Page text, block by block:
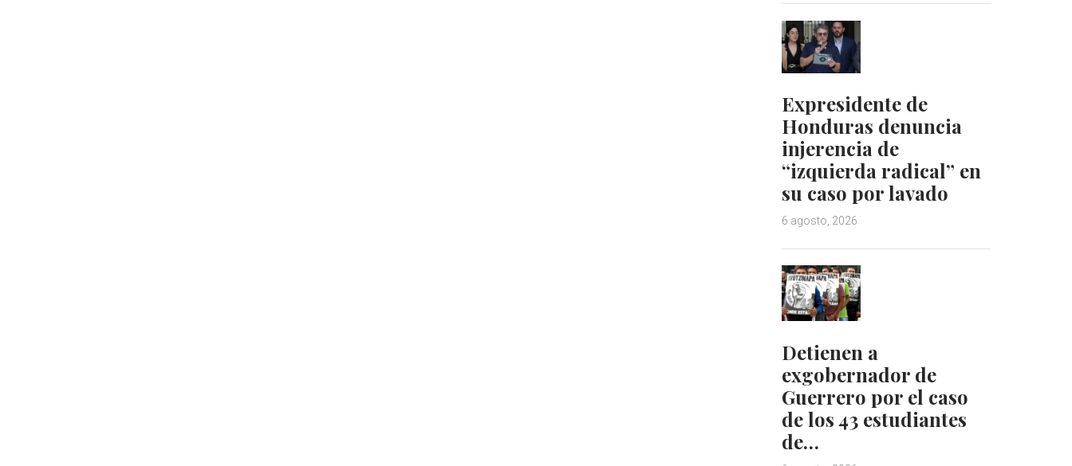
Expresidente de
Honduras denuncia
injerencia de
“izquierda radical” en
su caso por lavado
6 agosto, 2026
Detienen a
exgobernador de
Guerrero por el caso
de los 43 estudiantes
de…